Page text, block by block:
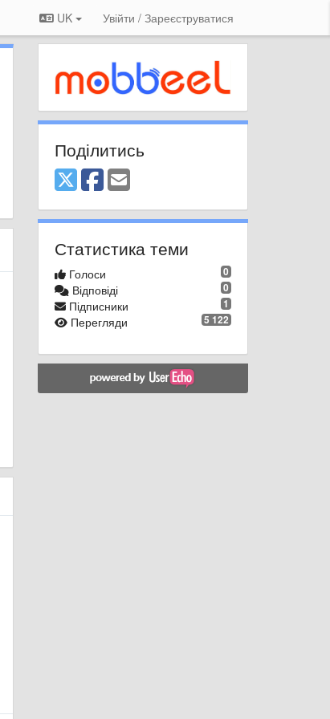
UK Увійти / Зареєструватися
Поділитись
Статистика теми
0
Голоси
0
Відповіді
1
Підписники
5 122
Перегляди